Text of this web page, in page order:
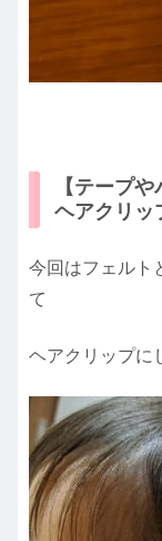
【テープ
ヘアクリッ
今回はフェルト
て
ヘアクリップに